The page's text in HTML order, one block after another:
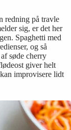
redning på travle
sig, er det her
Spaghetti med
og så
søde cherry
giver helt
improvisere lidt